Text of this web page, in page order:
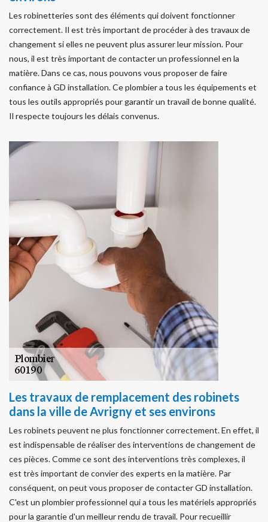
Les robinetteries sont des éléments qui doivent fonctionner
correctement. Il est très important de procéder à des travaux de
changement si elles ne peuvent plus assurer leur mission. Pour
nous, il est très important de contacter un professionnel en la
matière. Dans ce cas, nous pouvons vous proposer de faire
confiance à GD installation. Ce plombier a tous les équipements et
tous les outils appropriés pour garantir un travail de bonne qualité.
Il respecte toujours les délais convenus.
Les travaux de remplacement des robinets
dans la ville de Avrigny et ses environs
Les robinets peuvent ne plus fonctionner correctement. En effet, il
est indispensable de réaliser des interventions de changement de
ces pièces. Comme ce sont des interventions très complexes, il
est très important de convier des experts en la matière. Par
conséquent, on peut vous proposer de contacter GD installation.
C'est un plombier professionnel qui a tous les matériels appropriés
pour la garantie d'un meilleur rendu de travail. Pour recueillir